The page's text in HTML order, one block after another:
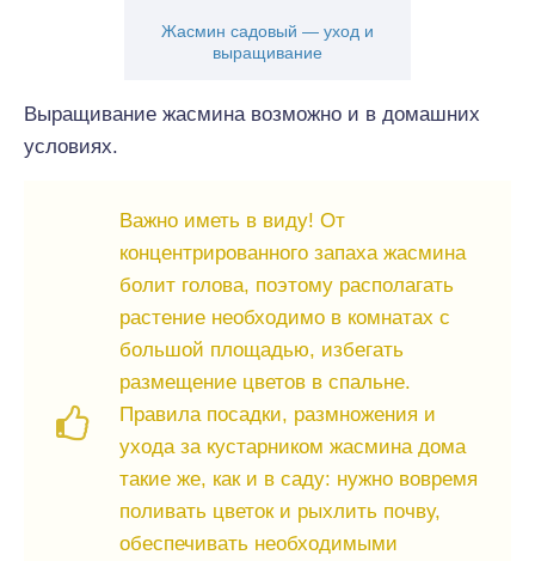
Жасмин садовый — уход и
выращивание
Выращивание жасмина возможно и в домашних
условиях.
Важно иметь в виду! От
концентрированного запаха жасмина
болит голова, поэтому располагать
растение необходимо в комнатах с
большой площадью, избегать
размещение цветов в спальне.
Правила посадки, размножения и
ухода за кустарником жасмина дома
такие же, как и в саду: нужно вовремя
поливать цветок и рыхлить почву,
обеспечивать необходимыми